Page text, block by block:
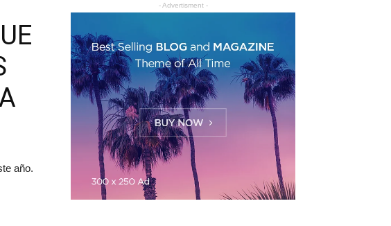
año.
- Advertisment -